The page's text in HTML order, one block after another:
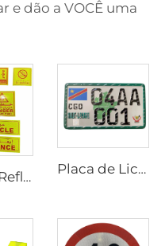
e dão a VOCÊ uma
Adesivo Refletivo Personalizado em PET/PVC com Letras Árabes, Longo para Veículo /Proibido Fumar/Mantenha Distância/Extintor de Incêndio/Perigo para ARÁBIA SAUDITA
Placa de Licença Personalizada de Alumínio para Carro